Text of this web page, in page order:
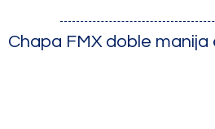
Chapa FMX doble manija